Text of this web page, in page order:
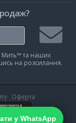
у WhatsApp
у WhatsApp
на
Мить™ та наших
на розсилання.
Оферта